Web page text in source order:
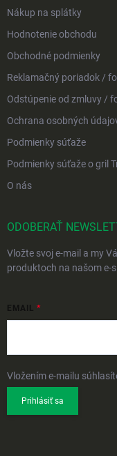
Nákup na splátky
Hodnotenie obchodu
Obchodné podmienky
Reklamačný poriadok /
Odstúpenie od zmluvy /
Ochrana osobných
Podmienky súťaže
Podmienky súťaže o gril
O nás
ODOBERAŤ
Vložte svoj e-mail a my
produktoch na našom e-
EMAIL
Vložením e-mailu
Prihlásiť sa